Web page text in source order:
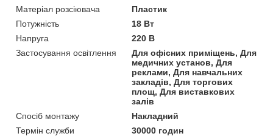
Матеріал розсіювача
Пластик
Потужність
18 Вт
Напруга
220 В
Застосування освітлення
Для офісних приміщень, Для
медичних установ, Для
реклами, Для навчальних
закладів, Для торгових
площ, Для виставкових
залів
Спосіб монтажу
Накладний
Термін служби
30000 годин